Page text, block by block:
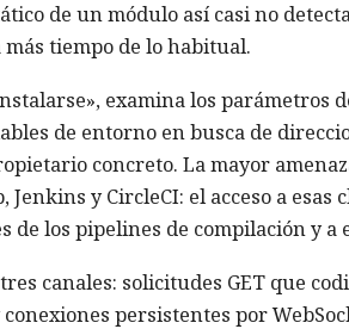
de un módulo así casi no
tiempo de lo habitual.
examina los parámetros
de entorno en busca de
concreto. La mayor
Jenkins y CircleCI: el acceso a
de los pipelines de compilación y
canales: solicitudes GET que
conexiones persistentes por